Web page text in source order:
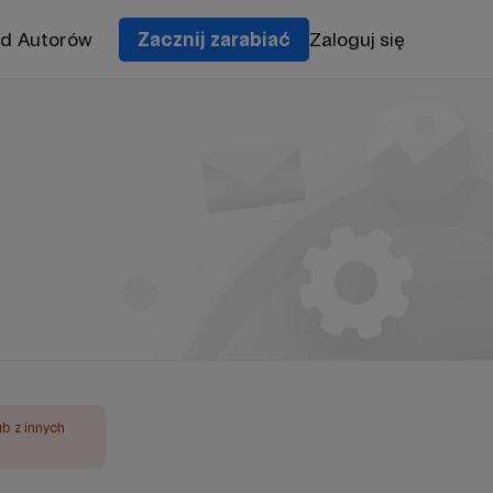
Autorów Zacznij zarabiać Zaloguj się
z innych